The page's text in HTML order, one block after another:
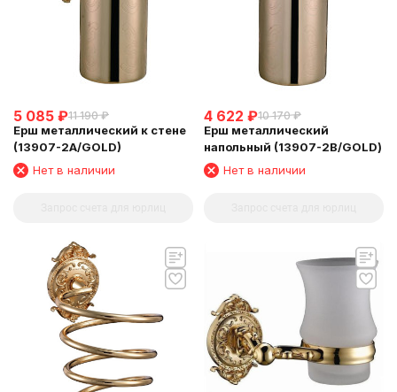
5 085 ₽11 190 ₽
Ерш металлический к стене
(13907-2A/GOLD)
Нет в наличии
4 622 ₽10 170 ₽
Ерш металлический
напольный (13907-2В/GOLD)
Нет в наличии